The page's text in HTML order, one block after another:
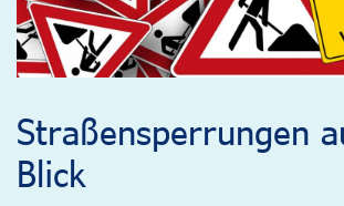
Straßensperrungen
Blick